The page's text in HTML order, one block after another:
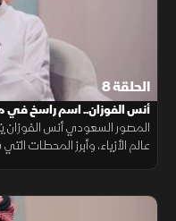
الحلقة 8
أنس الفوزان.. اسم راسخ في
المصور السعودي أنس الفوزان
عالم الأزياء، وأبرز المحطات